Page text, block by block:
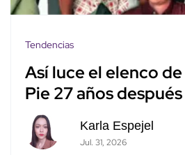
Tendencias
Así luce el elenco
Pie 27 años después
Karla Espejel
Jul. 31, 2026